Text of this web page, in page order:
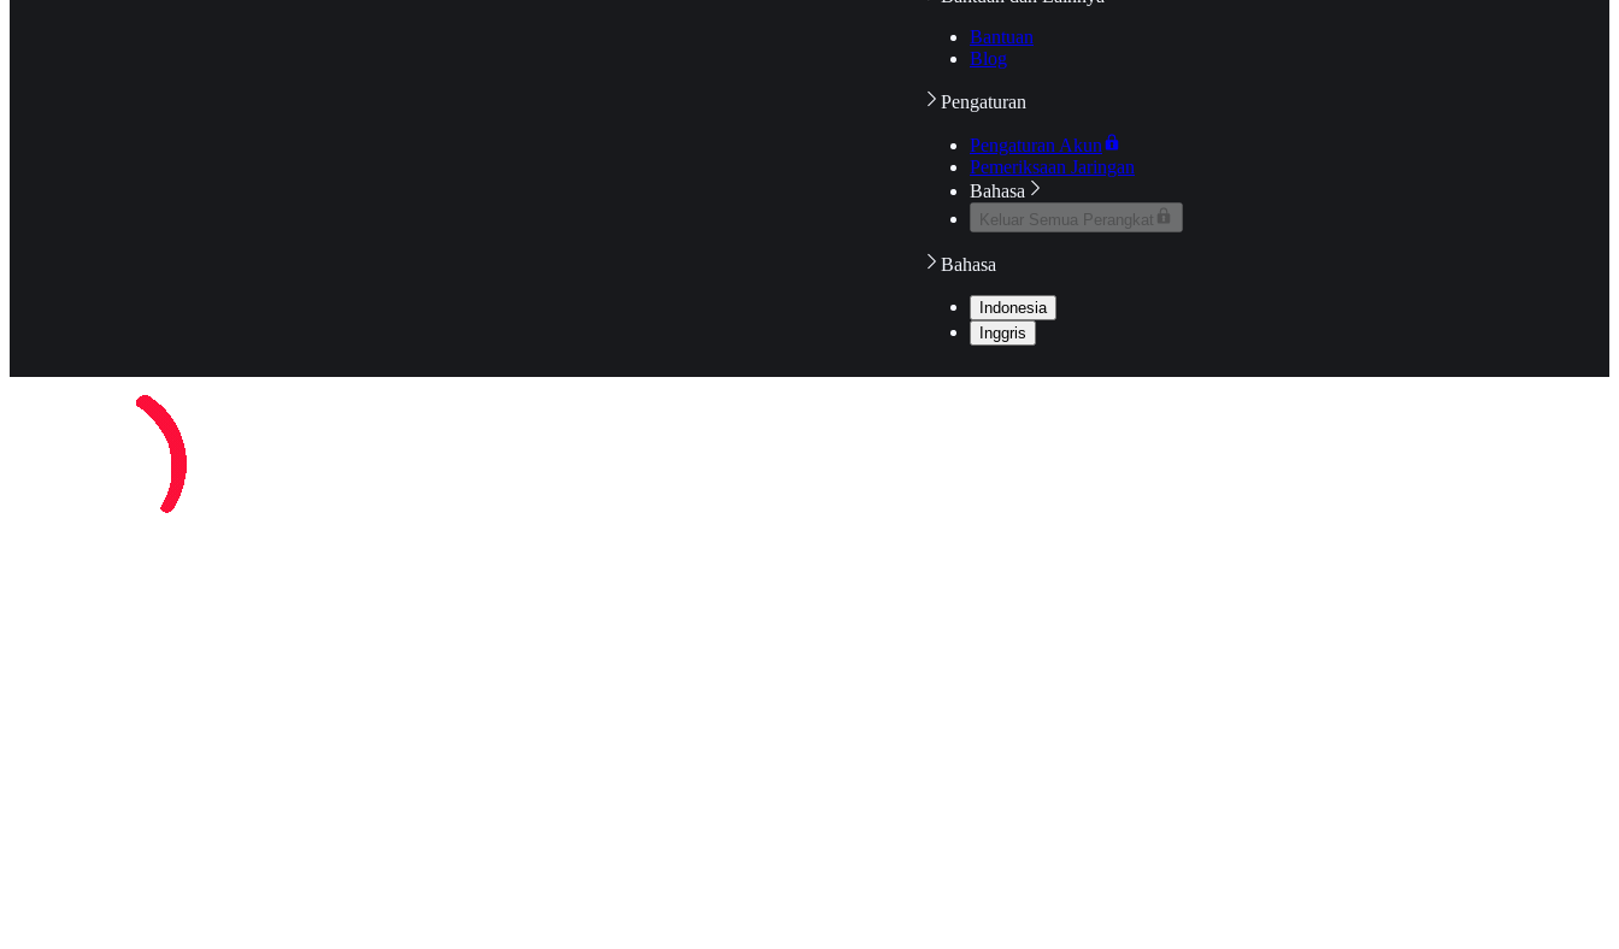
Bantuan
Blog
Pengaturan
Pengaturan Akun
Pemeriksaan Jaringan
Bahasa
Keluar Semua Perangkat
Bahasa
Indonesia
Inggris